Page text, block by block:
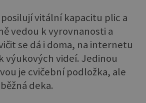
vitální kapacitu plic a
vedou k vyrovnanosti a
se dá i doma, na internetu
výukových videí. Jedinou
je cvičební podložka, ale
deka.